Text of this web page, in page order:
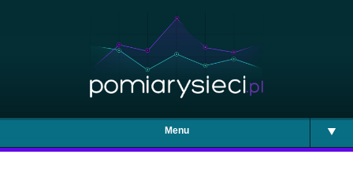
Menu